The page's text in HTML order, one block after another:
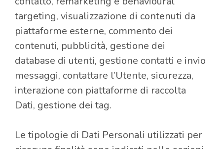
targeting, visualizzazione di contenuti da
piattaforme esterne, commento dei
contenuti, pubblicità, gestione dei
database di utenti, gestione contatti e invio
messaggi, contattare l’Utente, sicurezza,
interazione con piattaforme di raccolta
Dati, gestione dei tag.
Le tipologie di Dati Personali utilizzati per